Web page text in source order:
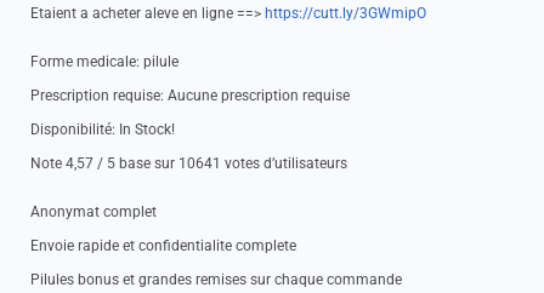
Etaient a acheter aleve en ligne ==> https://cutt.ly/3GWmipO
Forme medicale: pilule
Prescription requise: Aucune prescription requise
Disponibilité: In Stock!
Note 4,57 / 5 base sur 10641 votes d’utilisateurs
Anonymat complet
Envoie rapide et confidentialite complete
Pilules bonus et grandes remises sur chaque commande